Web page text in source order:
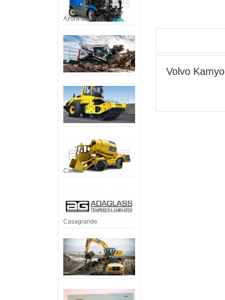
Azura Süpürge
Bobcat
Bomag Silindir
Carmix
Casagrande
Caterpillar Ekskavatör
Volvo